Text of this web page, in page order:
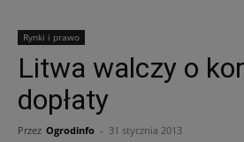
Rynki i prawo
Litwa walczy o
dopłaty
Przez Ogrodinfo - 31 stycznia 2013